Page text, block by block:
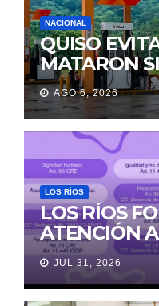
NACIONAL
QUISO
MATARON
AGO 6, 2026
LOS RÍOS
LOS RÍOS
ATENCIÓN
VIOLENCIA
PARA
JUL 31, 2026